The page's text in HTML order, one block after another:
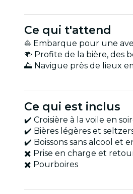
Ce qui t'attend
⛵ Embarque pour une
🍻 Profite de la bière, des
🌅 Navigue près de lieux
Ce qui est inclus
✔️ Croisière à la voile en
✔️ Bières légères et
✔️ Boissons sans alcool et
✖️ Prise en charge et
✖️ Pourboires